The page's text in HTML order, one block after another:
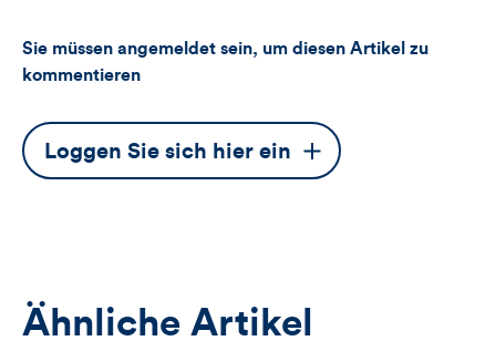
Sie müssen angemeldet sein, um diesen Artikel zu
kommentieren
Dieser
Button
Loggen Sie sich hier ein
Ähnliche Artikel